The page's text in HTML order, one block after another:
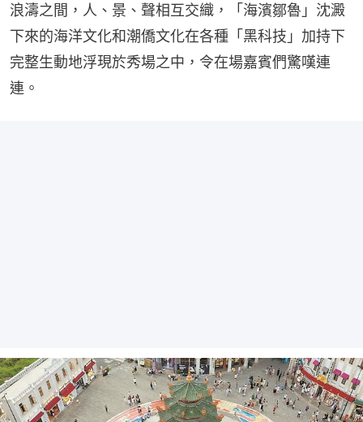
浪濤之間，人、景、聲相互交織，「海濱鄒魯」沈澱
下來的海洋文化和潮僑文化在各種「黑科技」加持下
完整生動地浮現於秀場之中，令在場嘉賓們驚嘆連
連。